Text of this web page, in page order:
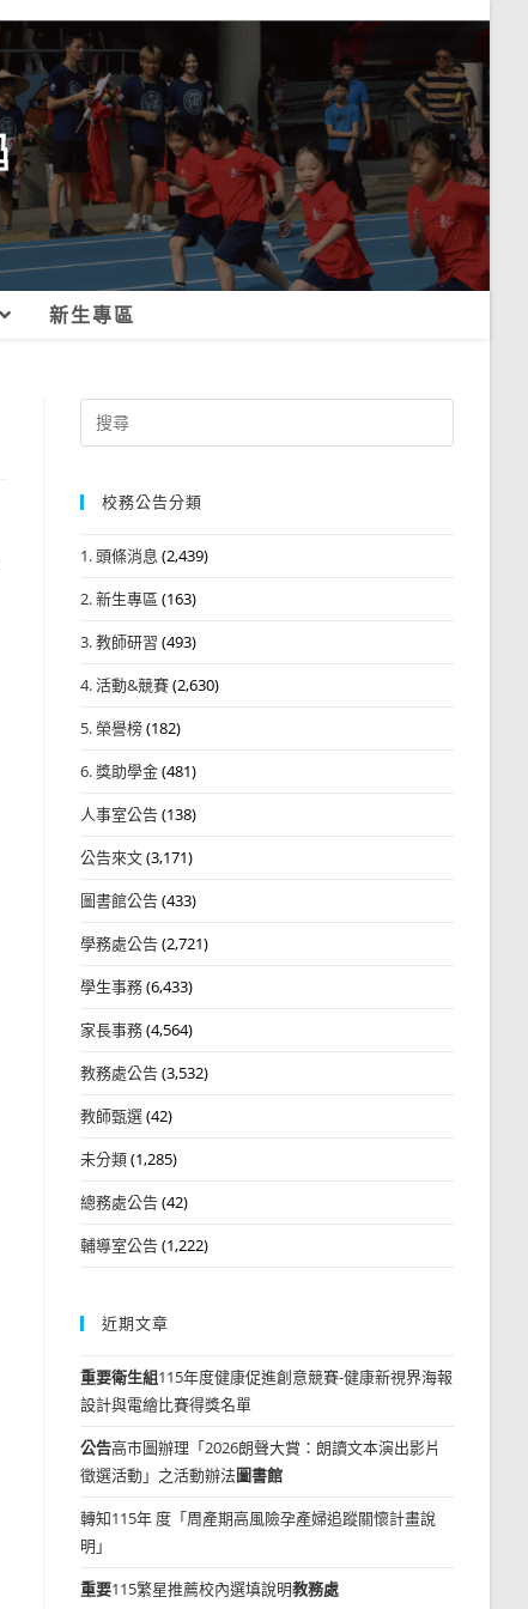
新生專區
Search
for:
校務公告分類
1. 頭條消息 (2,439)
2. 新生專區 (163)
3. 教師研習 (493)
4. 活動&競賽(2,630)
5. 榮譽榜(182)
6. 獎助學金(481)
人事室公告(138)
公告來文(3,171)
圖書館公告(433)
學務處公告(2,721)
學生事務(6,433)
家長事務(4,564)
教務處公告(3,532)
教師甄選(42)
未分類(1,285)
總務處公告(42)
輔導室公告(1,222)
近期文章
重要衛生組115年度健康促進創意競賽-健康新視界海報
設計與電繪比賽得獎名單
公告高市圖辦理「2026朗聲大賞：朗讀文本演出影片
徵選活動」之活動辦法圖書館
轉知115年 度「周產期高風險孕產婦追蹤關懷計畫說
明」
重要115繁星推薦校內選填說明教務處